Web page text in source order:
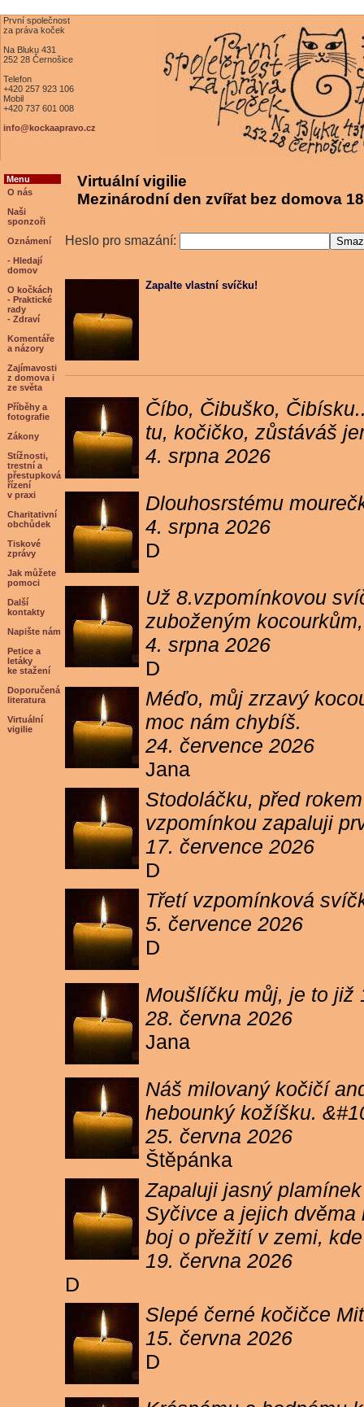
První společnost
za práva koček
Na Bluku 431
252 28 Černošice
Telefon
+420 257 923 106
Mobil
+420 737 601 008
info@kockaapravo.cz
Menu
O nás
Naši
sponzoři
Oznámení
- Hledají
domov
O kočkách
- Praktické
rady
- Zdraví
Komentáře
a názory
Zajímavosti
z domova i
ze světa
Příběhy a
fotografie
Zákony
Stížnosti,
trestní a
přestupková
řízení
v praxi
Charitativní
obchůdek
Tiskové
zprávy
Jak můžete
pomoci
Další
kontakty
Napište nám
Petice a
letáky
ke stažení
Doporučená
literatura
Virtuální
vigilie
Virtuální vigilie
Mezinárodní den zvířat bez domova
Heslo pro smazání:
Zapalte vlastní svíčku!
Číbo, Čibuško,
tu, kočičko, zůstáváš
4. srpna 2026
Dlouhosrstému
4. srpna 2026
D
Už 8.vzpomínkovou
zuboženým
4. srpna 2026
D
Méďo, můj zrzavý
moc nám chybíš.
24. července 2026
Jana
Stodoláčku, před
vzpomínkou zapaluji
17. července 2026
D
Třetí vzpomínková
5. července 2026
D
Moušlíčku můj, je to již
28. června 2026
Jana
Náš milovaný kočičí
hebounký kožíšku.
25. června 2026
Štěpánka
Zapaluji jasný
Syčivce a jejich
boj o přežití v zemi,
19. června 2026
D
Slepé černé kočičce
15. června 2026
D